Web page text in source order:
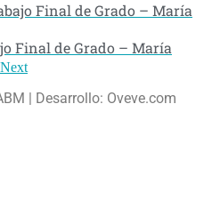
Final de Grado – María
Final de Grado – María
Next
| Desarrollo: Oveve.com